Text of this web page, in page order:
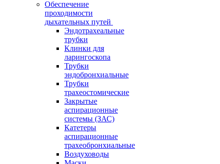
Обеспечение
проходимости
дыхательных путей
Эндотрахеальные
трубки
Клинки для
ларингоскопа
Трубки
эндобронхиальные
Трубки
трахеостомические
Закрытые
аспирационные
системы (ЗАС)
Катетеры
аспирационные
трахеобронхиальные
Воздуховоды